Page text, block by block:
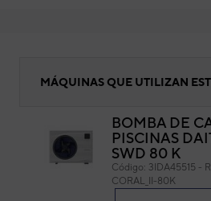
MÁQUINAS QUE UTILIZAN
BOMBA DE
PISCINAS
SWD 80 K
Código: 3IDA45515 -
CORAL_II-80K